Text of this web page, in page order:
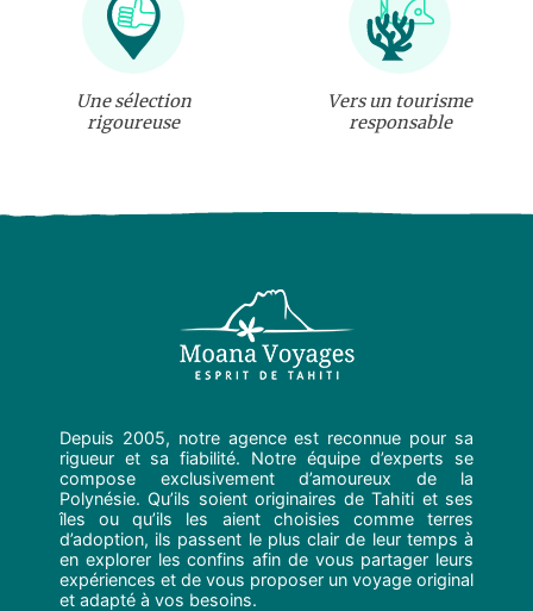
Une sélection
rigoureuse
Vers un tourisme
responsable
Depuis 2005, notre agence est reconnue pour sa
rigueur et sa fiabilité. Notre équipe d’experts se
compose exclusivement d’amoureux de la
Polynésie. Qu’ils soient originaires de Tahiti et ses
îles ou qu’ils les aient choisies comme terres
d’adoption, ils passent le plus clair de leur temps à
en explorer les confins afin de vous partager leurs
expériences et de vous proposer un voyage original
et adapté à vos besoins.